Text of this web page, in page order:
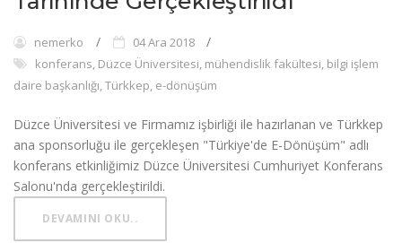
nemerko
04 Ara 2018
konferans, Düzce Üniversitesi, mühendislik fakültesi, bilgi işlem
daire başkanlığı, Türkkep, e-dönüşüm
Düzce Üniversitesi ve Firmamız işbirliği ile hazırlanan ve Türkkep
ana sponsorluğu ile gerçekleşen "Türkiye'de E-Dönüşüm" adlı
konferans etkinliğimiz Düzce Üniversitesi Cumhuriyet Konferans
Salonu'nda gerçekleştirildi.
DEVAMINI OKU..